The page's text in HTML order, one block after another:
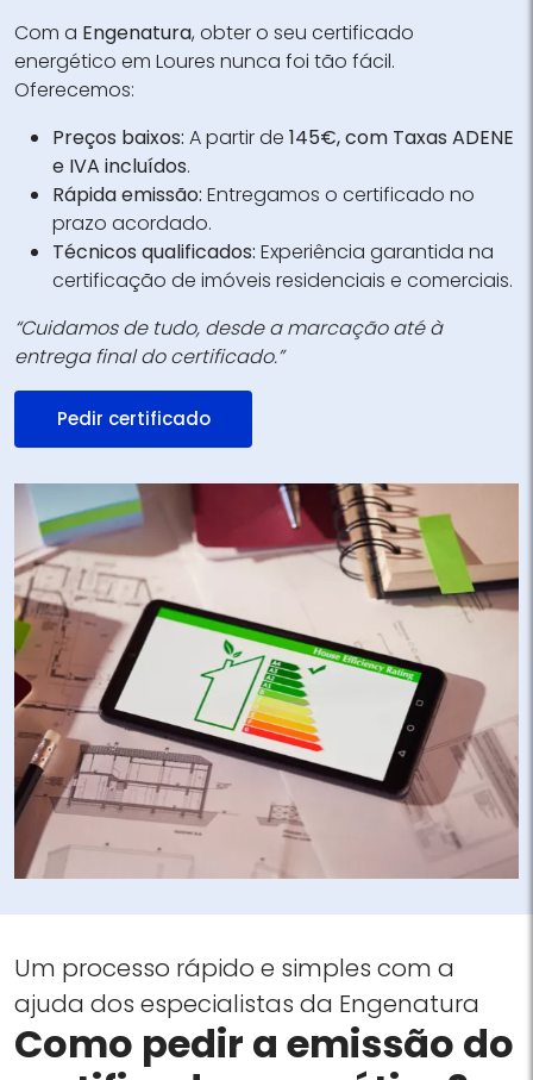
Com a Engenatura, obter o seu certificado
energético em Loures nunca foi tão fácil.
Oferecemos:
Preços baixos: A partir de 145€, com Taxas ADENE
e IVA incluídos.
Rápida emissão: Entregamos o certificado no
prazo acordado.
Técnicos qualificados: Experiência garantida na
certificação de imóveis residenciais e comerciais.
“Cuidamos de tudo, desde a marcação até à
entrega final do certificado.”
Pedir certificado
Um processo rápido e simples com a
ajuda dos especialistas da Engenatura
Como pedir a emissão do